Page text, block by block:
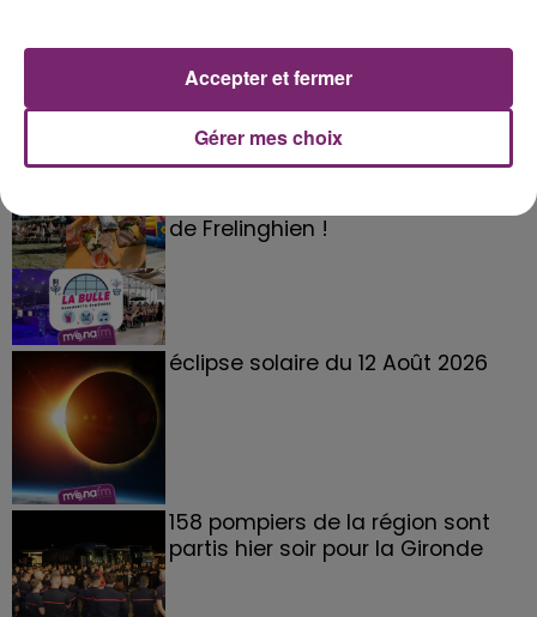
de Frelinghien !
éclipse solaire du 12 Août 2026
158 pompiers de la région sont
partis hier soir pour la Gironde
Gérer mes choix
Accepter et fermer